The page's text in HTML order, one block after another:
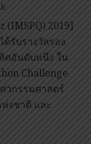
(IMSPQ) 2019]
รับรางวัลรอง
ศอันดับหนึ่ง ใน
Challenge
วกรรมศาสตร์
งชาติ และ